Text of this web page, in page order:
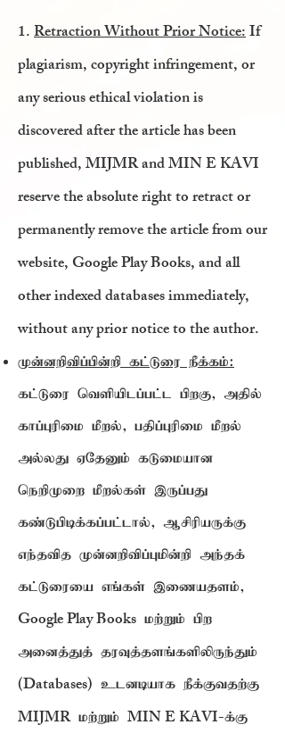
1.Retraction Without Prior Notice:If
plagiarism, copyright infringement, or
any serious ethical violation is
discovered after the article has been
published, MIJMR and MIN E KAVI
reserve the absolute right to retract or
permanently remove the article from our
website, Google Play Books, and all
other indexed databases immediately,
without any prior notice to the author.
முன்னறிவிப்பின்றி கட்டுரை நீக்கம்:
கட்டுரை வெளியிடப்பட்ட பிறகு, அதில்
காப்புரிமை மீறல், பதிப்புரிமை மீறல்
அல்லது ஏதேனும் கடுமையான
நெறிமுறை மீறல்கள் இருப்பது
கண்டுபிடிக்கப்பட்டால், ஆசிரியருக்கு
எந்தவித முன்னறிவிப்புமின்றி அந்தக்
கட்டுரையை எங்கள் இணையதளம்,
Google Play Books மற்றும் பிற
அனைத்துத் தரவுத்தளங்களிலிருந்தும்
(Databases) உடனடியாக நீக்குவதற்கு
MIJMRமற்றும் MIN E KAVI-க்கு